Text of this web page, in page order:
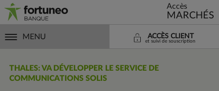
Accès
MARCHÉS
MENU ACCÈS CLIENT
et suivi de souscription
THALES: VA DÉVELOPPER LE SERVICE DE
COMMUNICATIONS SOLIS